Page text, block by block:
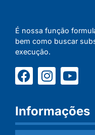
É nossa função
bem como buscar
execução.
Informações